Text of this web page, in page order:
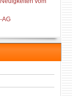
AG